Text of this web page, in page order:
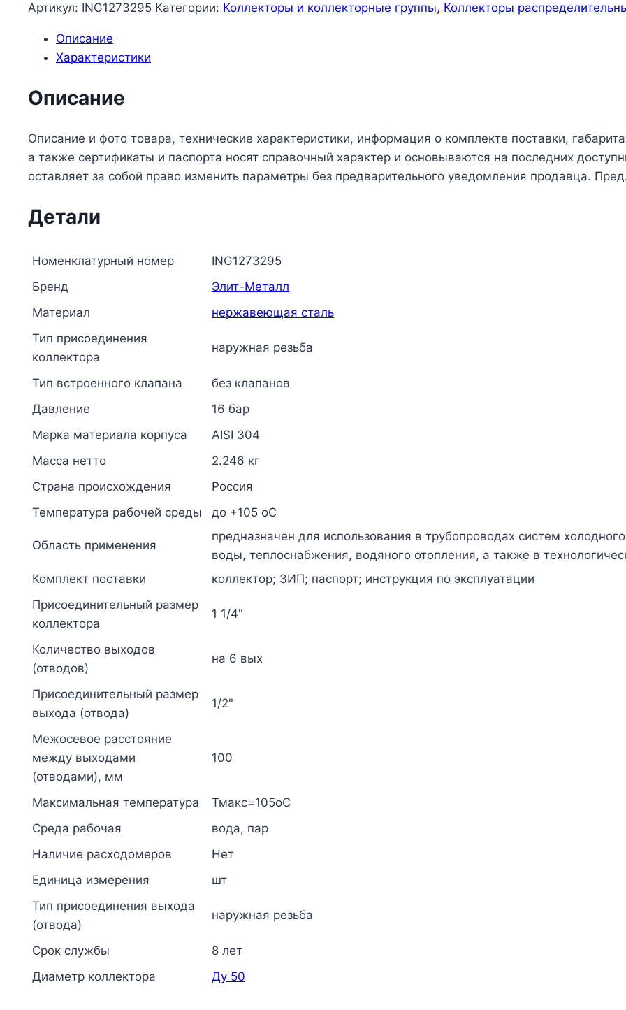
Артикул: ING1273295 Категории: Коллекторы и коллекторные группы, Коллекторы
Описание
Характеристики
Описание
Описание и фото товара, технические характеристики, информация о комплекте поставки,
а также сертификаты и паспорта носят справочный характер и основываются на последних
оставляет за собой право изменить параметры без предварительного уведомления продавца.
Детали
Номенклатурный номер
ING1273295
Бренд
Элит-Металл
Материал
нержавеющая сталь
Тип присоединения
коллектора
наружная резьба
Тип встроенного клапана
без клапанов
Давление
16 бар
Марка материала корпуса
AISI 304
Масса нетто
2.246 кг
Страна происхождения
Россия
Температура рабочей среды
до +105 oC
Область применения
предназначен для использования в трубопроводах систем
воды, теплоснабжения, водяного отопления, а также в
Комплект поставки
коллектор; ЗИП; паспорт; инструкция по эксплуатации
Присоединительный размер
коллектора
1 1/4"
Количество выходов
(отводов)
на 6 вых
Присоединительный размер
выхода (отвода)
1/2"
Межосевое расстояние
между выходами
(отводами), мм
100
Максимальная температура
Тмакс=105оС
Среда рабочая
вода, пар
Наличие расходомеров
Нет
Единица измерения
шт
Тип присоединения выхода
(отвода)
наружная резьба
Срок службы
8 лет
Диаметр коллектора
Ду 50